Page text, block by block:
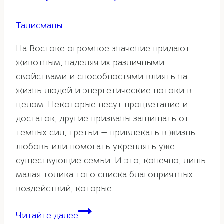
Талисманы
На Востоке огромное значение придают
животным, наделяя их различными
свойствами и способностями влиять на
жизнь людей и энергетические потоки в
целом. Некоторые несут процветание и
достаток, другие призваны защищать от
темных сил, третьи — привлекать в жизнь
любовь или помогать укреплять уже
существующие семьи. И это, конечно, лишь
малая толика того списка благоприятных
воздействий, которые…
Читайте далееМанеки-